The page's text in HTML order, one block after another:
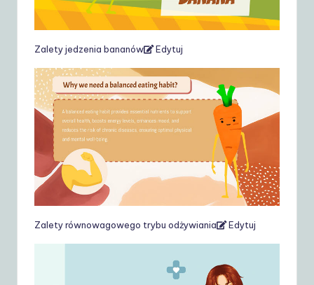
Zalety jedzenia bananów Edytuj
Zalety równowagowego trybu odżywiania Edytuj